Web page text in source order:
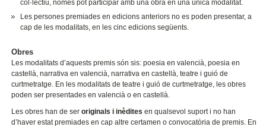
col·lectiu, només pot participar amb una obra en una única modalitat.
Les persones premiades en edicions anteriors no es poden presentar, a
cap de les modalitats, en les cinc edicions següents.
Obres
Les modalitats d’aquests premis són sis: poesia en valencià, poesia en
castellà, narrativa en valencià, narrativa en castellà, teatre i guió de
curtmetratge. En les modalitats de teatre i guió de curtmetratge, les obres
poden ser presentades en valencià o en castellà.
Les obres han de seroriginals i inèdites en qualsevol suport i no han
d’haver estat premiades en cap altre certamen o convocatòria de premis. En